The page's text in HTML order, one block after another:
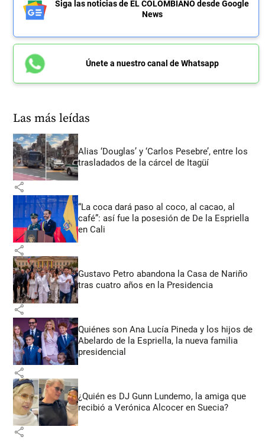
Siga las noticias de EL COLOMBIANO desde Google
News
Únete a nuestro canal de Whatsapp
Las más leídas
Alias ‘Douglas’ y ‘Carlos Pesebre’, entre los
trasladados de la cárcel de Itagüí
share
“La coca dará paso al coco, al cacao, al
café”: así fue la posesión de De la Espriella
en Cali
share
Gustavo Petro abandona la Casa de Nariño
tras cuatro años en la Presidencia
share
Quiénes son Ana Lucía Pineda y los hijos de
Abelardo de la Espriella, la nueva familia
presidencial
share
¿Quién es DJ Gunn Lundemo, la amiga que
recibió a Verónica Alcocer en Suecia?
share